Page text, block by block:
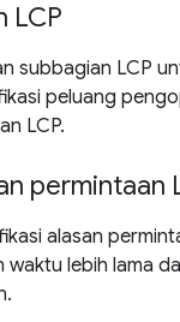
LCP
subbagian LCP
peluang
LCP.
permintaan
alasan
waktu lebih lama